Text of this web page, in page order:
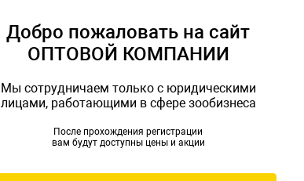
Добро пожаловать на сайт
ОПТОВОЙ КОМПАНИИ
Мы сотрудничаем только с юридическими
лицами, работающими в сфере зообизнеса
После прохождения регистрации
вам будут доступны цены и акции